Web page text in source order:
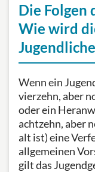
Die Folgen
Wie wird
Wenn ein
vierzehn, aber
oder ein
achtzehn, aber
alt ist) eine
allgemeinen
gilt das